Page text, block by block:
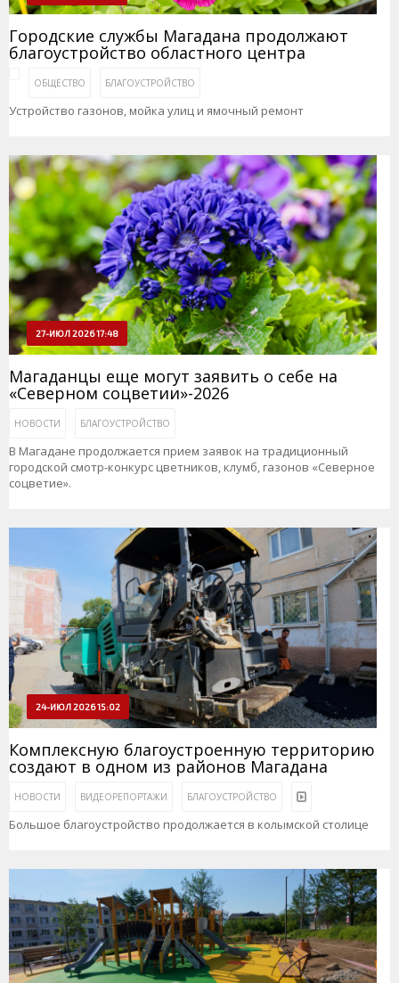
Городские службы Магадана продолжают
благоустройство областного центра
ОБЩЕСТВО БЛАГОУСТРОЙСТВО
Устройство газонов, мойка улиц и ямочный ремонт
27-ИЮЛ 2026 17:48
Магаданцы еще могут заявить о себе на
«Северном соцветии»-2026
НОВОСТИ БЛАГОУСТРОЙСТВО
В Магадане продолжается прием заявок на традиционный
городской смотр-конкурс цветников, клумб, газонов «Северное
соцветие».
24-ИЮЛ 2026 15:02
Комплексную благоустроенную территорию
создают в одном из районов Магадана
НОВОСТИ ВИДЕОРЕПОРТАЖИ БЛАГОУСТРОЙСТВО
Большое благоустройство продолжается в колымской столице